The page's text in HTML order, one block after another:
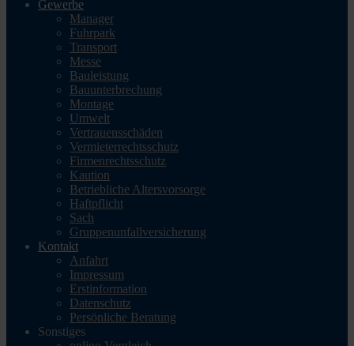
Gewerbe
Manager
Fuhrpark
Transport
Messe
Bauleistung
Bauunterbrechung
Montage
Umwelt
Vertrauensschäden
Vermieterrechtsschutz
Firmenrechtsschutz
Kaution
Betriebliche Altersvorsorge
Haftpflicht
Sach
Gruppenunfallversicherung
Kontakt
Anfahrt
Impressum
Erstinformation
Datenschutz
Persönliche Beratung
Sonstiges